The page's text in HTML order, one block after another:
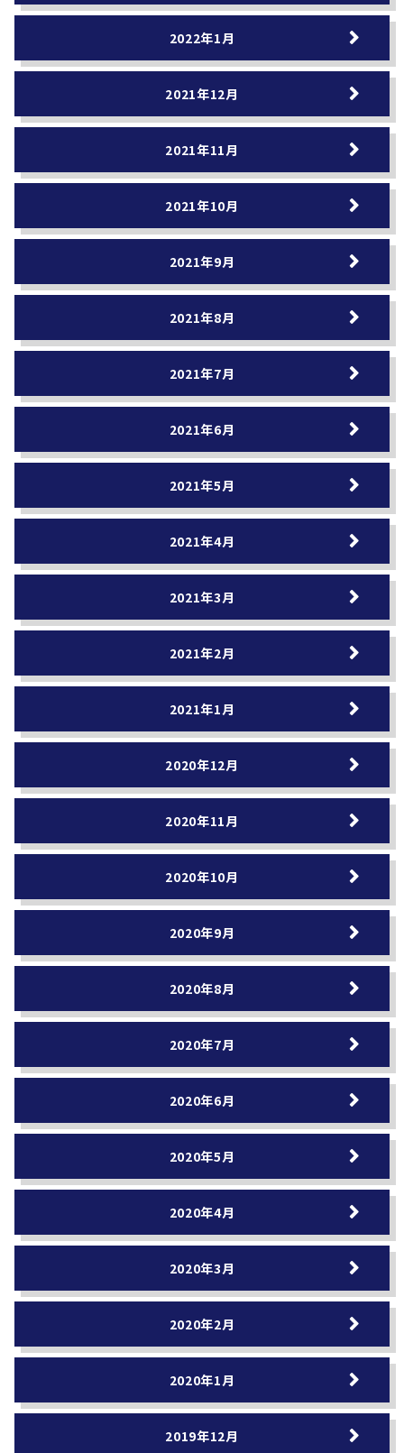
2022年1月
2021年12月
2021年11月
2021年10月
2021年9月
2021年8月
2021年7月
2021年6月
2021年5月
2021年4月
2021年3月
2021年2月
2021年1月
2020年12月
2020年11月
2020年10月
2020年9月
2020年8月
2020年7月
2020年6月
2020年5月
2020年4月
2020年3月
2020年2月
2020年1月
2019年12月